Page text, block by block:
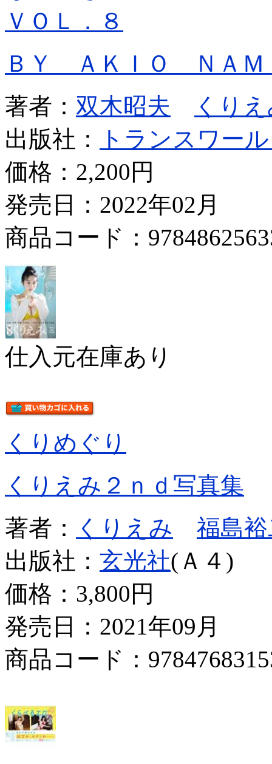
ＶＯＬ．８
ＢＹ ＡＫＩＯ ＮＡＭ
著者： 双木昭夫
くり
出版社：
トランスワー
価格： 2,200円
発売日：2022年02月
商品コード：
仕入元在庫あり
くりめぐり
くりえみ２ｎｄ写真集
著者：
くりえみ
福島
出版社： 玄光社(Ａ４)
価格： 3,800円
発売日：2021年09月
商品コード：